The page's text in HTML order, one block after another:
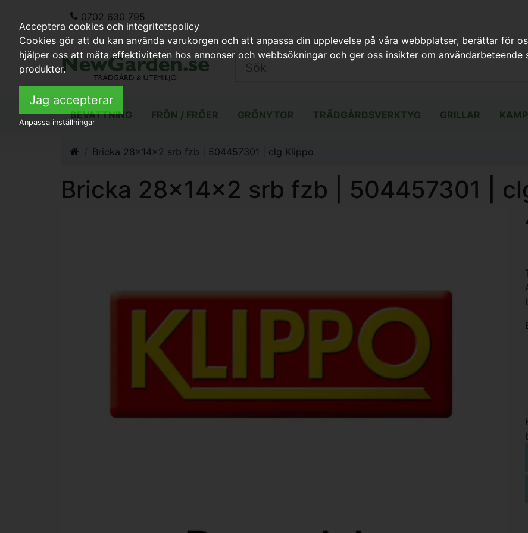
0702 630 795
BEVATTNING FRÖN / FRÖER GRÖNYTOR TRÄDGÅRDSVERKTYG GRILLAR
Bricka 28x14x2 srb fzb | 504457301 | clg Klippo
Bricka 28x14x2 srb fzb | 504457301 |
Acceptera cookies och integritetspolicy
Cookies gör att du kan använda varukorgen och att anpassa din upplevelse på våra webbplatser, berättar för
hjälper oss att mäta effektiviteten hos annonser och webbsökningar och ger oss insikter om
produkter.
Jag accepterar
Anpassa inställningar